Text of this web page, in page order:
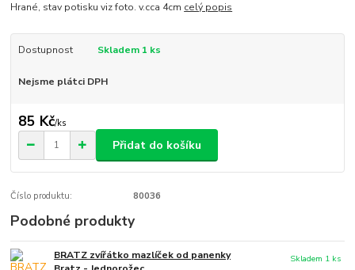
Hrané, stav potisku viz foto. v.cca 4cm celý popis
Dostupnost Skladem 1 ks
Nejsme plátci DPH
85 Kč/ks
Přidat do košíku
Číslo produktu: 80036
Podobné produkty
BRATZ zvířátko mazlíček od panenky
Skladem 1 ks